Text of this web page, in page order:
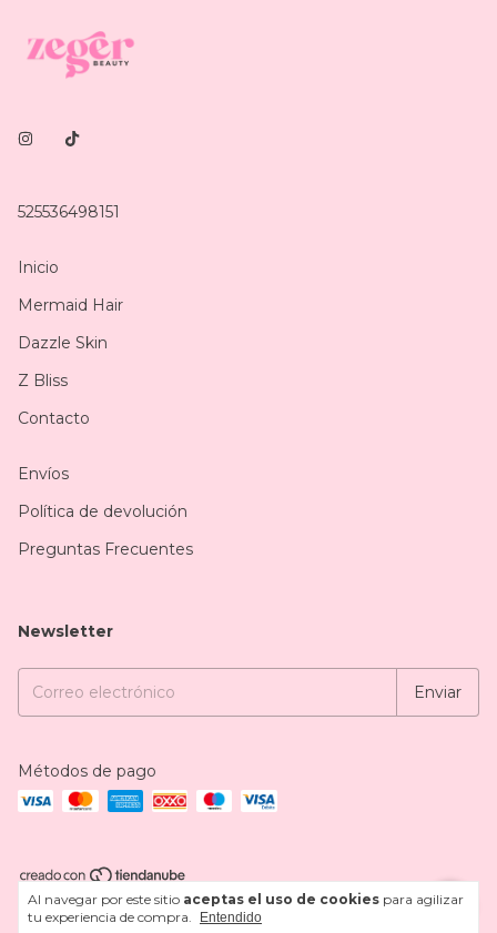
Al navegar por este sitio aceptas el uso de cookies para agilizar
tu experiencia de compra.
Entendido
525536498151
Inicio
Mermaid Hair
Dazzle Skin
Z Bliss
Contacto
Envíos
Política de devolución
Preguntas Frecuentes
Newsletter
Métodos de pago
Copyright Zeger Beauty - 2026. Todos los derechos reservados.